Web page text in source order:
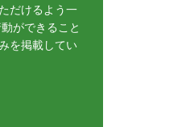
だけるよう一
ができること
を掲載してい